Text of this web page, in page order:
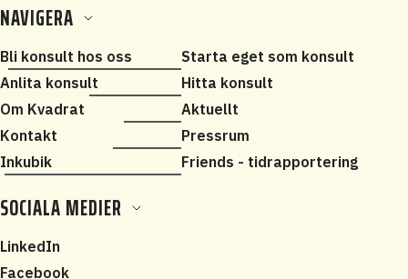
NAVIGERA
Bli konsult hos oss
Starta eget som konsult
Anlita konsult
Hitta konsult
Om Kvadrat
Aktuellt
Kontakt
Pressrum
Inkubik
Friends - tidrapportering
SOCIALA MEDIER
LinkedIn
Facebook